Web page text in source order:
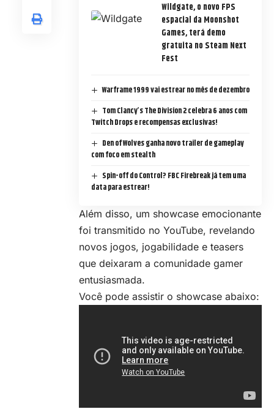
Wildgate, o novo FPS
espacial da Moonshot
Games, terá demo
gratuita no Steam Next
Fest
Warframe 1999 vai estrear no mês de dezembro
Tom Clancy’s The Division 2 celebra 6 anos com
Twitch Drops e recompensas exclusivas!
Den of Wolves ganha novo trailer de gameplay
com foco em stealth
Spin-off do Control? FBC Firebreak já tem uma
data para estrear!
Além disso, um showcase emocionante
foi transmitido no YouTube, revelando
novos jogos, jogabilidade e teasers
que deixaram a comunidade gamer
entusiasmada.
Você pode assistir o showcase abaixo: